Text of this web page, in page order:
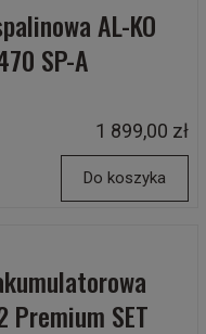
AL-KO
SP-A
1 899,00 zł
Do koszyka
Premium SET